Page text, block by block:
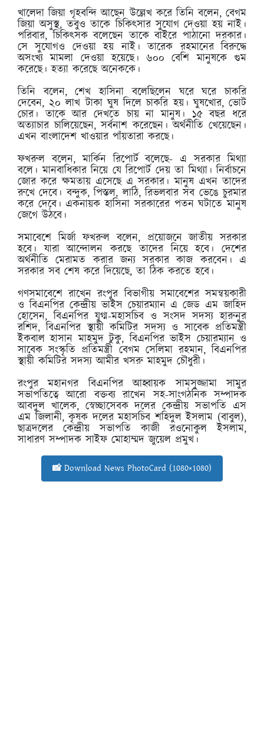
খালেদা জিয়া গৃহবন্দি আছেন উল্লেখ করে তিনি বলেন, বেগম
জিয়া অসুস্থ, তবুও তাকে চিকিৎসার সুযোগ দেওয়া হয় নাই।
পরিবার, চিকিৎসক বলেছেন তাকে বাইরে পাঠানো দরকার।
সে সুযোগও দেওয়া হয় নাই। তারেক রহমানের বিরুদ্ধে
অসংখ্য মামলা দেওয়া হয়েছে। ৬০০ বেশি মানুষকে গুম
করেছে। হত্যা করেছে অনেককে।
তিনি বলেন, শেখ হাসিনা বলেছিলেন ঘরে ঘরে চাকরি
দেবেন, ২০ লাখ টাকা ঘুষ দিলে চাকরি হয়। ঘুষখোর, ভোট
চোর। তাকে আর দেখতে চায় না মানুষ। ১৫ বছর ধরে
অত্যাচার চালিয়েছেন, সর্বনাশ করেছেন। অর্থনীতি খেয়েছেন।
এখন বাংলাদেশ খাওয়ার পাঁয়তারা করছে।
ফখরুল বলেন, মার্কিন রিপোর্ট বলেছে- এ সরকার মিথ্যা
বলে। মানবাধিকার নিয়ে যে রিপোর্ট দেয় তা মিথ্যা। নির্বাচনে
জোর করে ক্ষমতায় এসেছে এ সরকার। মানুষ এখন তাদের
রুখে দেবে। বন্দুক, পিস্তল, লাঠি, রিভলবার সব ভেঙে চুরমার
করে দেবে। একনায়ক হাসিনা সরকারের পতন ঘটাতে মানুষ
জেগে উঠবে।
সমাবেশে মির্জা ফখরুল বলেন, প্রয়োজনে জাতীয় সরকার
হবে। যারা আন্দোলন করছে তাদের নিয়ে হবে। দেশের
অর্থনীতি মেরামত করার জন্য সরকার কাজ করবেন। এ
সরকার সব শেষ করে দিয়েছে, তা ঠিক করতে হবে।
গণসমাবেশে রাখেন রংপুর বিভাগীয় সমাবেশের সমন্বয়কারী
ও বিএনপির কেন্দ্রীয় ভাইস চেয়ারম্যান এ জেড এম জাহিদ
হোসেন, বিএনপির যুগ্ম-মহাসচিব ও সংসদ সদস্য হারুনুর
রশিদ, বিএনপির স্থায়ী কমিটির সদস্য ও সাবেক প্রতিমন্ত্রী
ইকবাল হাসান মাহমুদ টুকু, বিএনপির ভাইস চেয়ারম্যান ও
সাবেক সংস্কৃতি প্রতিমন্ত্রী বেগম সেলিমা রহমান, বিএনপির
স্থায়ী কমিটির সদস্য আমীর খসরু মাহমুদ চৌধুরী।
রংপুর মহানগর বিএনপির আহ্বায়ক সামসুজ্জামা সামুর
সভাপতিত্বে আরো বক্তব্য রাখেন সহ-সাংগঠনিক সম্পাদক
আবদুল খালেক, স্বেচ্ছাসেবক দলের কেন্দ্রীয় সভাপতি এস
এম জিলানী, কৃষক দলের মহাসচিব শহিদুল ইসলাম (বাবুল),
ছাত্রদলের কেন্দ্রীয় সভাপতি কাজী রওনোকুল ইসলাম,
সাধারণ সম্পাদক সাইফ মোহাম্মদ জুয়েল প্রমুখ।
📸 Download News PhotoCard (1080×1080)